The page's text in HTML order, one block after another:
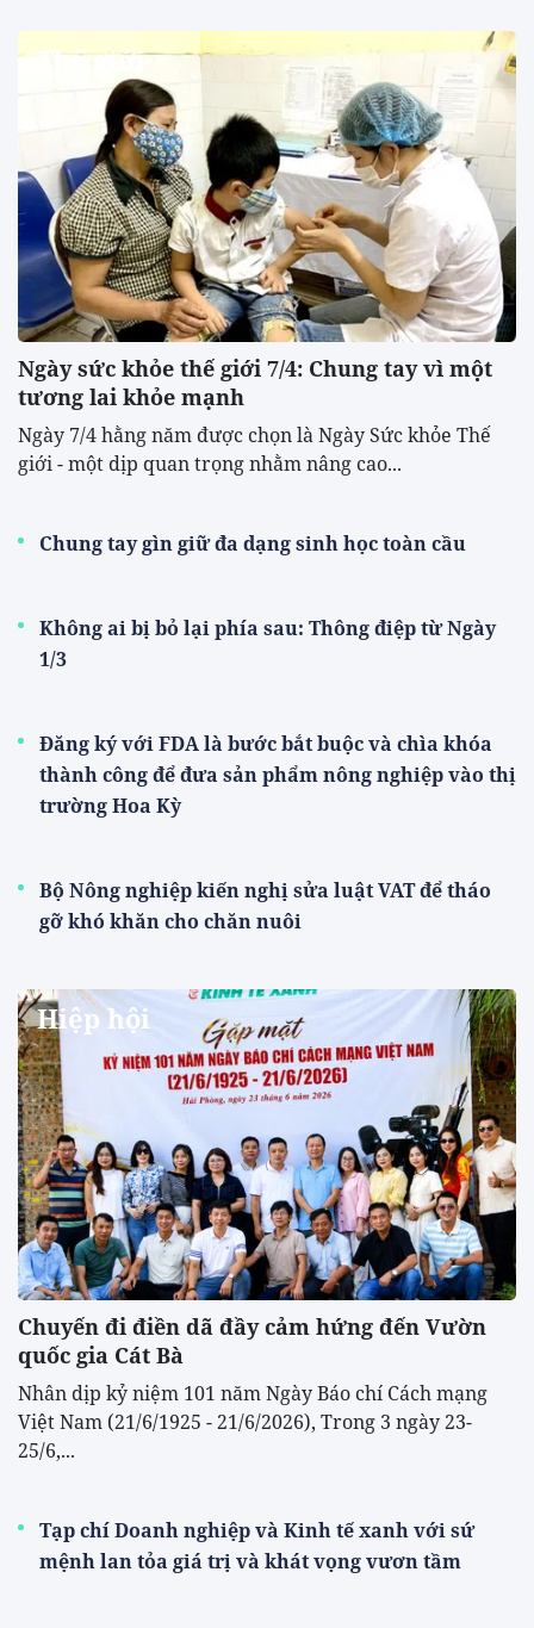
Thế giới
Ngày sức khỏe thế giới 7/4: Chung tay vì một
tương lai khỏe mạnh
Ngày 7/4 hằng năm được chọn là Ngày Sức khỏe Thế
giới - một dịp quan trọng nhằm nâng cao...
Chung tay gìn giữ đa dạng sinh học toàn cầu
Không ai bị bỏ lại phía sau: Thông điệp từ Ngày
1/3
Đăng ký với FDA là bước bắt buộc và chìa khóa
thành công để đưa sản phẩm nông nghiệp vào thị
trường Hoa Kỳ
Bộ Nông nghiệp kiến nghị sửa luật VAT để tháo
gỡ khó khăn cho chăn nuôi
Hiệp hội
Chuyến đi điền dã đầy cảm hứng đến Vườn
quốc gia Cát Bà
Nhân dịp kỷ niệm 101 năm Ngày Báo chí Cách mạng
Việt Nam (21/6/1925 - 21/6/2026), Trong 3 ngày 23-
25/6,...
Tạp chí Doanh nghiệp và Kinh tế xanh với sứ
mệnh lan tỏa giá trị và khát vọng vươn tầm